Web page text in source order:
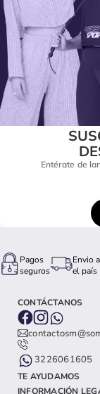
Entérate de
Pagos
seguros
Envio
el país
CONTÁCTANOS
3226061605
TE AYUDAMOS
INFORMACIÓN